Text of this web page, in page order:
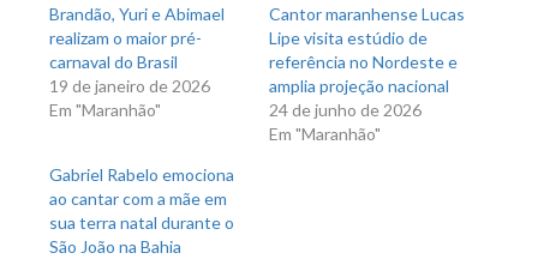
Brandão, Yuri e Abimael
realizam o maior pré-
carnaval do Brasil
19 de janeiro de 2026
Em "Maranhão"
Cantor maranhense Lucas
Lipe visita estúdio de
referência no Nordeste e
amplia projeção nacional
24 de junho de 2026
Em "Maranhão"
Gabriel Rabelo emociona
ao cantar com a mãe em
sua terra natal durante o
São João na Bahia